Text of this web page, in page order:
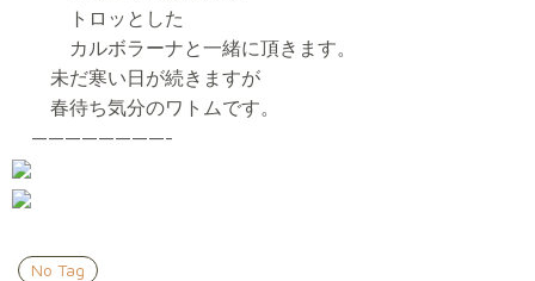
トロッとした
カルボラーナと一緒に頂きます。
未だ寒い日が続きますが
春待ち気分のワトムです。
————————-
No Tag